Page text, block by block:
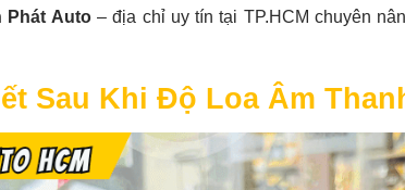
Phát Auto– địa chỉ uy tín tại TP.HCM chuyên
Sau Khi Độ Loa Âm